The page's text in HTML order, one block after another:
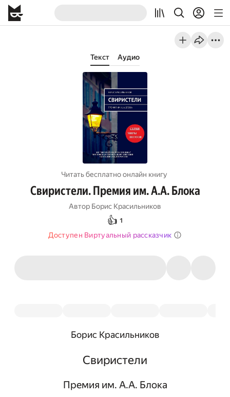
Текст Аудио
Читать бесплатно онлайн книгу
Свиристели. Премия им. А.А. Блока
Автор Борис Красильников
👍 1
Доступен Виртуальный рассказчик
Борис Красильников
Свиристели
Премия им. А.А. Блока